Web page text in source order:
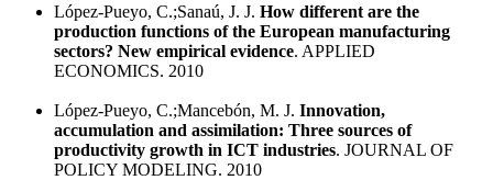
López-Pueyo, C.;Sanaú, J. J. How different are the
production functions of the European manufacturing
sectors? New empirical evidence. APPLIED
ECONOMICS. 2010
López-Pueyo, C.;Mancebón, M. J. Innovation,
accumulation and assimilation: Three sources of
productivity growth in ICT industries. JOURNAL OF
POLICY MODELING. 2010